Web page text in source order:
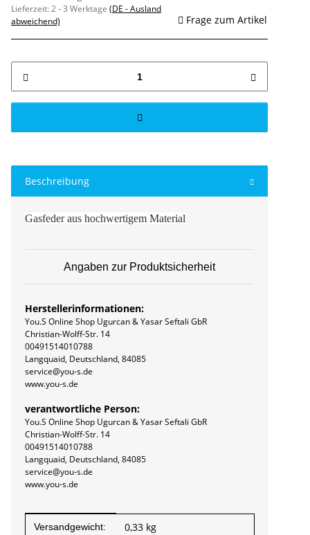
Lieferzeit:2 - 3 Werktage (DE - Ausland
abweichend)
Frage zum Artikel
Beschreibung
Gasfeder aus hochwertigem Material
Angaben zur Produktsicherheit
Herstellerinformationen:
You.S Online Shop Ugurcan & Yasar Seftali GbR
Christian-Wolff-Str. 14
00491514010788
Langquaid, Deutschland, 84085
service@you-s.de
www.you-s.de
verantwortliche Person:
You.S Online Shop Ugurcan & Yasar Seftali GbR
Christian-Wolff-Str. 14
00491514010788
Langquaid, Deutschland, 84085
service@you-s.de
www.you-s.de
Produkteigenschaft
Wert
Versandgewicht: 0,33 kg